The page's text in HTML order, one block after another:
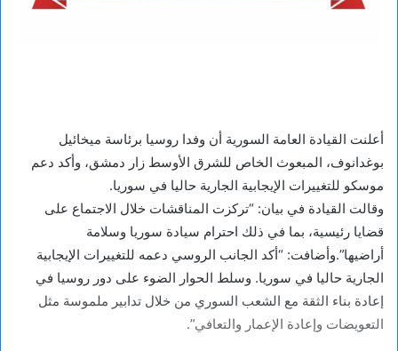
أعلنت القيادة العامة السورية أن وفدا روسيا برئاسة ميخائيل
بوغدانوف، المبعوث الخاص للشرق الأوسط زار دمشق، وأكد دعم
موسكو للتغييرات الإيجابية الجارية حاليا في سوريا.
وقالت القيادة في بيان: “تركزت المناقشات خلال الاجتماع على
قضايا رئيسية، بما في ذلك احترام سيادة سوريا وسلامة
أراضيها”.وأضافت: “أكد الجانب الروسي دعمه للتغييرات الإيجابية
الجارية حاليا في سوريا. وسلط الحوار الضوء على دور روسيا في
إعادة بناء الثقة مع الشعب السوري من خلال تدابير ملموسة مثل
التعويضات وإعادة الإعمار والتعافي”.